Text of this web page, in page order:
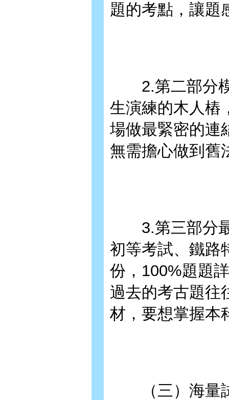
題的考點，讓題
2.第二部分模
生演練的木人樁
場做最緊密的連
無需擔心做到舊
3.第三部分最
初等考試、鐵路
份，100%題題
過去的考古題往
材，要想掌握本
（三）海量